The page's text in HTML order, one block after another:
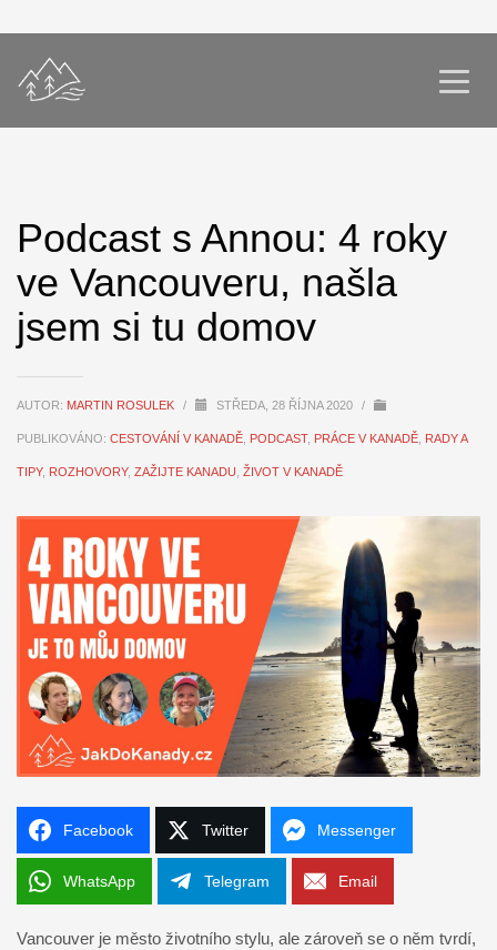
Podcast s Annou: 4 roky
ve Vancouveru, našla
jsem si tu domov
AUTOR: MARTIN ROSULEK / STŘEDA, 28 ŘÍJNA 2020 /
PUBLIKOVÁNO: CESTOVÁNÍ V KANADĚ PODCAST, PRÁCE V KANADĚ RADY A
TIPY, ROZHOVORY, ZAŽIJTE KANADU ŽIVOT V KANADĚ
Facebook Twitter Messenger
WhatsApp Telegram Email
Vancouver je město životního stylu, ale zároveň se o něm tvrdí,